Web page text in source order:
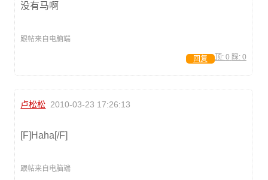
没有马啊
跟帖来自电脑端
顶: 0 踩: 0
回复
卢松松 2010-03-23 17:26:13
[F]Haha[/F]
跟帖来自电脑端